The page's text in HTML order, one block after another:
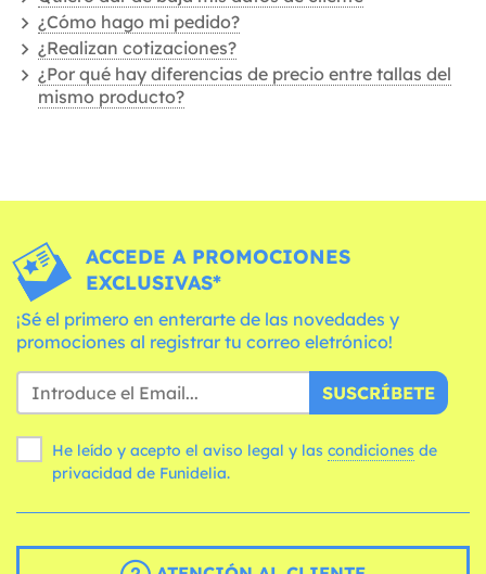
¿Cómo hago mi pedido?
¿Realizan cotizaciones?
¿Por qué hay diferencias de precio entre tallas del
mismo producto?
ACCEDE A PROMOCIONES
EXCLUSIVAS*
¡Sé el primero en enterarte de las novedades y
promociones al registrar tu correo eletrónico!
SUSCRÍBETE
He leído y acepto el aviso legal y las condiciones
privacidad de Funidelia.